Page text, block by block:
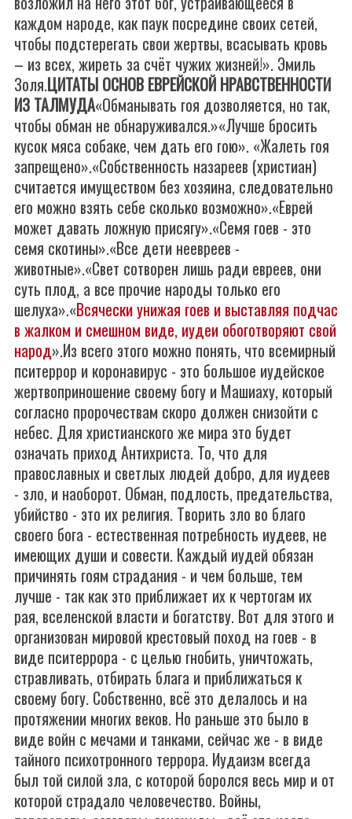
каждом народе, как паук посредине своих сетей,
чтобы подстерегать свои жертвы, всасывать кровь
– из всех, жиреть за счёт чужих жизней!». Эмиль
Золя.ЦИТАТЫ ОСНОВ ЕВРЕЙСКОЙ НРАВСТВЕННОСТИ
ИЗ ТАЛМУДА«Обманывать гоя дозволяется, но так,
чтобы обман не обнаруживался.»«Лучше бросить
кусок мяса собаке, чем дать его гою». «Жалеть гоя
запрещено».«Собственность назареев (христиан)
считается имуществом без хозяина, следовательно
его можно взять себе сколько возможно».«Еврей
может давать ложную присягу».«Cемя гоев - это
семя скотины».«Все дети неевреев -
животные».«Свет сотворен лишь ради евреев, они
суть плод, а все прочие народы только его
шелуха».«Всячески унижая гоев и выставляя подчас
в жалком и смешном виде, иудеи обоготворяют свой
народ».Из всего этого можно понять, что всемирный
пситеррор и коронавирус - это большое иудейское
жертвоприношение своему богу и Машиаху, который
согласно пророчествам скоро должен снизойти с
небес. Для христианского же мира это будет
означать приход Антихриста. То, что для
православных и светлых людей добро, для иудеев
- зло, и наоборот. Обман, подлость, предательства,
убийство - это их религия. Творить зло во благо
своего бога - естественная потребность иудеев, не
имеющих души и совести. Каждый иудей обязан
причинять гоям страдания - и чем больше, тем
лучше - так как это приближает их к чертогам их
рая, вселенской власти и богатству. Вот для этого и
организован мировой крестовый поход на гоев - в
виде пситеррора - с целью гнобить, уничтожать,
стравливать, отбирать блага и приближаться к
своему богу. Собственно, всё это делалось и на
протяжении многих веков. Но раньше это было в
виде войн с мечами и танками, сейчас же - в виде
тайного психотронного террора. Иудаизм всегда
был той силой зла, с которой боролся весь мир и от
которой страдало человечество. Войны,